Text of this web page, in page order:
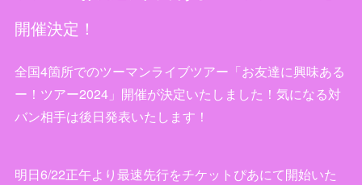
開催決定！
全国4箇所でのツーマンライブツアー「お友達に興味ある
ー！ツアー2024」開催が決定いたしました！気になる対
バン相手は後日発表いたします！
明日6/22正午より最速先行をチケットぴあにて開始いた